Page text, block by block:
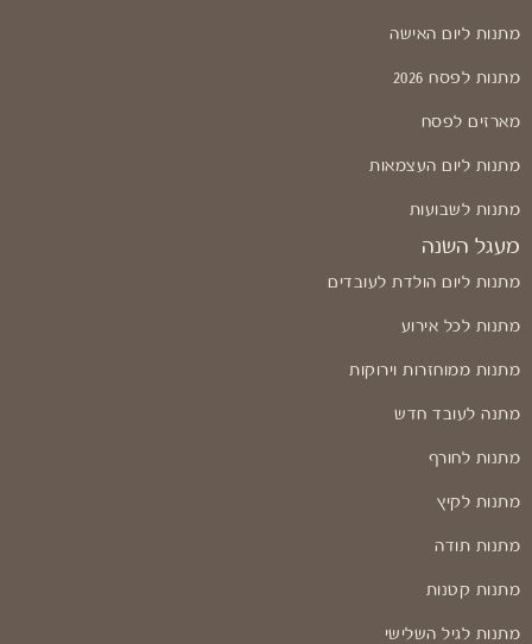
מתנות ליום האישה
מתנות לפסח 2026
מארזים לפסח
מתנות ליום העצמאות
מתנות לשבועות
מעגל השנה
מתנות ליום הולדת לעובדים
מתנות לכל אירוע
מתנות ממוחזרות וירוקות
מתנה לעובד חדש
מתנות לחורף
מתנות לקיץ
מתנות תודה
מתנות קטנות
מתנות לגיל השלישי